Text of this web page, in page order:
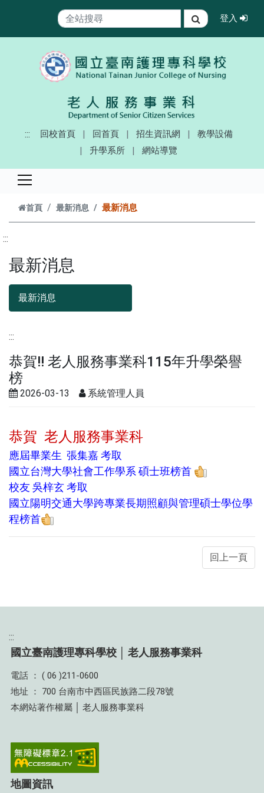
搜尋
登入 登入
::: 回校首頁 回首頁 招生資訊網
教學設備
升學系所
網站導覽
首頁 最新消息 最新消息
:::
最新消息
最新消息
:::
恭賀!! 老人服務事業科115年升學榮譽
榜
2026-03-13
2026-03-13 系統管理人員
系統管理人員
恭賀 老人服務事業科
應屆畢業生 張集嘉 考取
國立台灣大學社會工作學系 碩士班榜首
校友 吳梓玄 考取
國立陽明交通大學跨專業長期照顧與管理碩士學位學
程榜首
:::
國立臺南護理專科學校 │ 老人服務事業科
電話 ： ( 06 )211-0600
地址 ： 700 台南市中西區民族路二段78號
本網站著作權屬 │ 老人服務事業科
地圖資訊